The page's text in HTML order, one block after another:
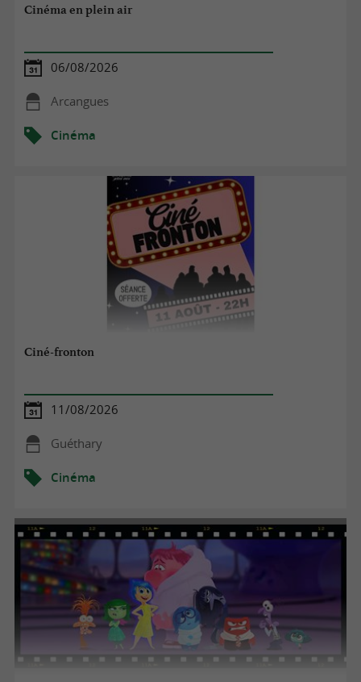
Cinéma en plein air
06/08/2026
Arcangues
Cinéma
Ciné-fronton
11/08/2026
Guéthary
Cinéma